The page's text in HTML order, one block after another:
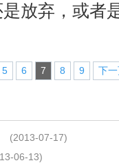
放弃，或者
5 6 7 8 9 下
(2013-07-17)
06-13)